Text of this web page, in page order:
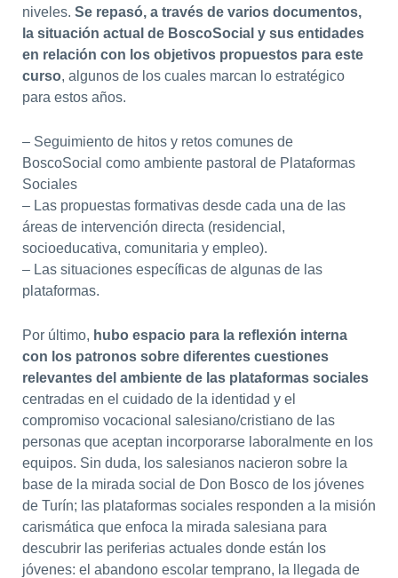
niveles. Se repasó, a través de varios documentos,
la situación actual de BoscoSocial y sus entidades
en relación con los objetivos propuestos para este
curso, algunos de los cuales marcan lo estratégico
para estos años.
– Seguimiento de hitos y retos comunes de
BoscoSocial como ambiente pastoral de Plataformas
Sociales
– Las propuestas formativas desde cada una de las
áreas de intervención directa (residencial,
socioeducativa, comunitaria y empleo).
– Las situaciones específicas de algunas de las
plataformas.
Por último, hubo espacio para la reflexión interna
con los patronos sobre diferentes cuestiones
relevantes del ambiente de las plataformas sociales
centradas en el cuidado de la identidad y el
compromiso vocacional salesiano/cristiano de las
personas que aceptan incorporarse laboralmente en los
equipos. Sin duda, los salesianos nacieron sobre la
base de la mirada social de Don Bosco de los jóvenes
de Turín; las plataformas sociales responden a la misión
carismática que enfoca la mirada salesiana para
descubrir las periferias actuales donde están los
jóvenes: el abandono escolar temprano, la llegada de